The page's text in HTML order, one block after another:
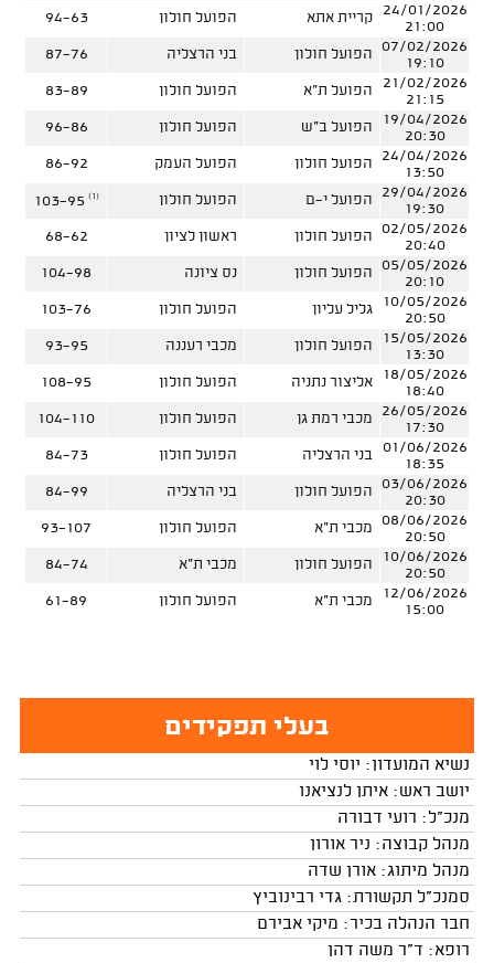
24/01/2026
21:00
קריית אתא הפועל חולון
94-63
07/02/2026
19:10
הפועל חולון בני הרצליה
87-76
21/02/2026
21:15
הפועל ת"א הפועל חולון
83-89
19/04/2026
20:30
הפועל ב"ש הפועל חולון
96-86
24/04/2026
13:50
הפועל חולון הפועל העמק
86-92
29/04/2026
19:30
הפועל י-ם הפועל חולון 103-95 (1)
02/05/2026
20:40
הפועל חולון ראשון לציון
68-62
05/05/2026
20:10
הפועל חולון נס ציונה
104-98
10/05/2026
20:50
גליל עליון הפועל חולון
103-76
15/05/2026
13:30
הפועל חולון מכבי רעננה
93-95
18/05/2026
18:40
אליצור נתניה הפועל חולון
108-95
26/05/2026
17:30
מכבי רמת גן הפועל חולון
104-110
01/06/2026
18:35
בני הרצליה הפועל חולון
84-73
03/06/2026
20:30
הפועל חולון בני הרצליה
84-99
08/06/2026
20:50
מכבי ת"א הפועל חולון
93-107
10/06/2026
20:50
הפועל חולון מכבי ת"א
84-74
12/06/2026
15:00
מכבי ת"א הפועל חולון 61-89
בעלי תפקידים
נשיא המועדון: יוסי לוי
יושב ראש: איתן לנציאנו
מנכ"ל: רועי דבורה
מנהל קבוצה: ניר אורון
מנהל מיתוג: אורן שדה
סמנכ"ל תקשורת: גדי רבינוביץ
חבר הנהלה בכיר: מיקי אבירם
רופא: ד"ר משה דהן